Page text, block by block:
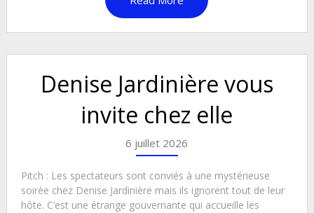
Denise Jardinière vous
invite chez elle
6 juillet 2026
Pitch : Les spectateurs sont conviés à une mystérieuse
soirée chez Denise Jardinière mais ils ignorent tout de leur
hôte. C’est une étrange gouvernante qui accueille les